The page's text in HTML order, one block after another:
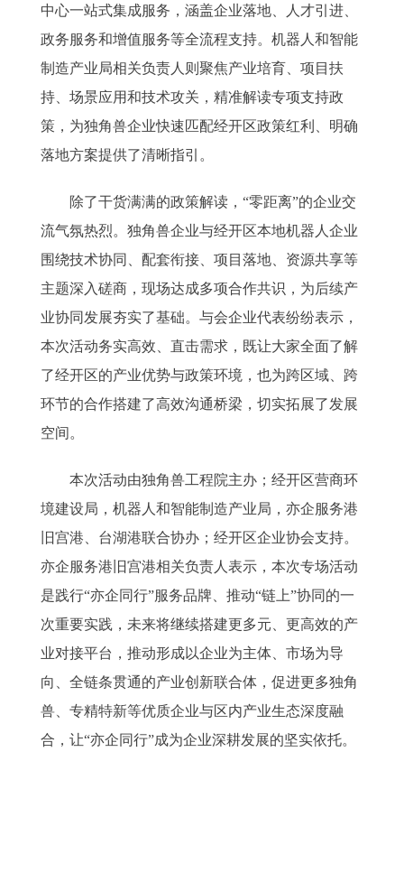
中心一站式集成服务，涵盖企业落地、人才引进、
政务服务和增值服务等全流程支持。机器人和智能
制造产业局相关负责人则聚焦产业培育、项目扶
持、场景应用和技术攻关，精准解读专项支持政
策，为独角兽企业快速匹配经开区政策红利、明确
落地方案提供了清晰指引。
除了干货满满的政策解读，“零距离”的企业交
流气氛热烈。独角兽企业与经开区本地机器人企业
围绕技术协同、配套衔接、项目落地、资源共享等
主题深入磋商，现场达成多项合作共识，为后续产
业协同发展夯实了基础。与会企业代表纷纷表示，
本次活动务实高效、直击需求，既让大家全面了解
了经开区的产业优势与政策环境，也为跨区域、跨
环节的合作搭建了高效沟通桥梁，切实拓展了发展
空间。
本次活动由独角兽工程院主办；经开区营商环
境建设局，机器人和智能制造产业局，亦企服务港
旧宫港、台湖港联合协办；经开区企业协会支持。
亦企服务港旧宫港相关负责人表示，本次专场活动
是践行“亦企同行”服务品牌、推动“链上”协同的一
次重要实践，未来将继续搭建更多元、更高效的产
业对接平台，推动形成以企业为主体、市场为导
向、全链条贯通的产业创新联合体，促进更多独角
兽、专精特新等优质企业与区内产业生态深度融
合，让“亦企同行”成为企业深耕发展的坚实依托。